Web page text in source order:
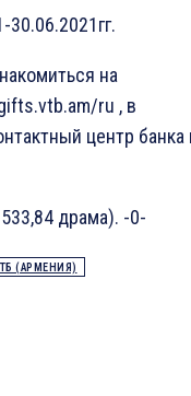
на
ru , в
центр банка
драма). -0-
(АРМЕНИЯ)